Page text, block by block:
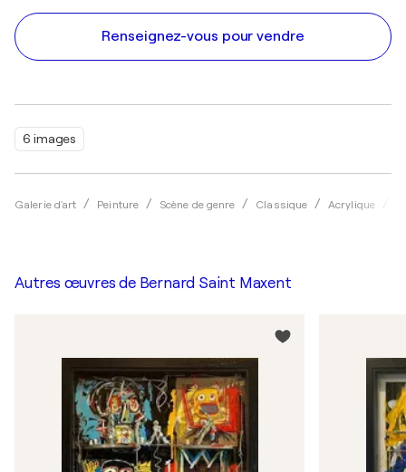
6 images
Galerie d'art Peinture Scène de genre Classique Acrylique
Renseignez-vous pour vendre
Autres œuvres de Bernard Saint Maxent